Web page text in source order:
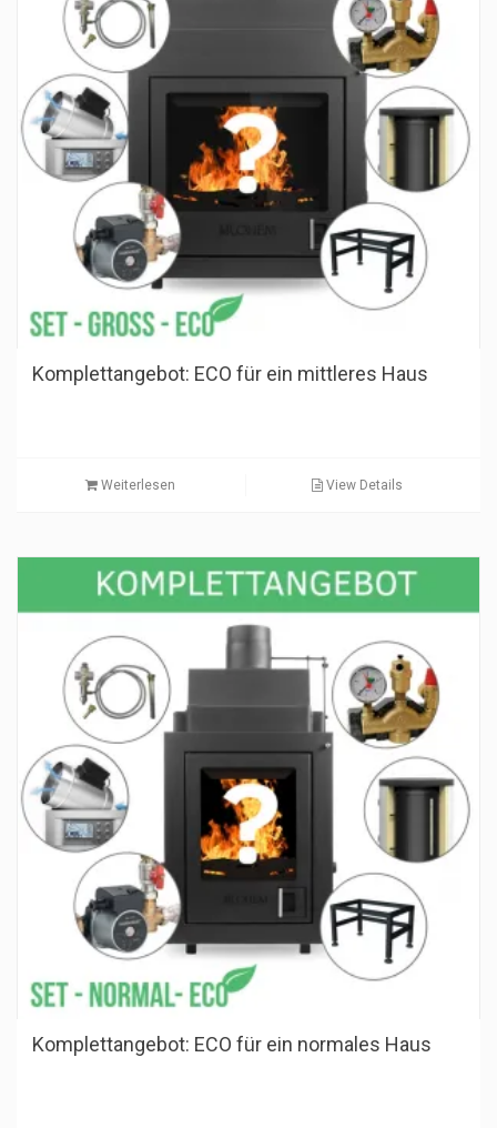
Komplettangebot: ECO für ein mittleres Haus
Weiterlesen View Details
Komplettangebot: ECO für ein normales Haus